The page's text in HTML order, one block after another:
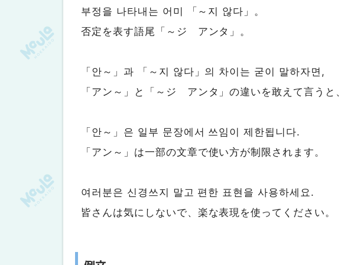
부정을 나타내는 어미 「～지 않다」。
否定を表す語尾「～ジ アンタ」。
「안～」과 「～지 않다」의 차이는 굳이 말하자면,
「アン～」と「～ジ アンタ」の違いを敢えて言うと、
「안～」은 일부 문장에서 쓰임이 제한됩니다.
「アン～」は一部の文章で使い方が制限されます。
여러분은 신경쓰지 말고 편한 표현을 사용하세요.
皆さんは気にしないで、楽な表現を使ってください。